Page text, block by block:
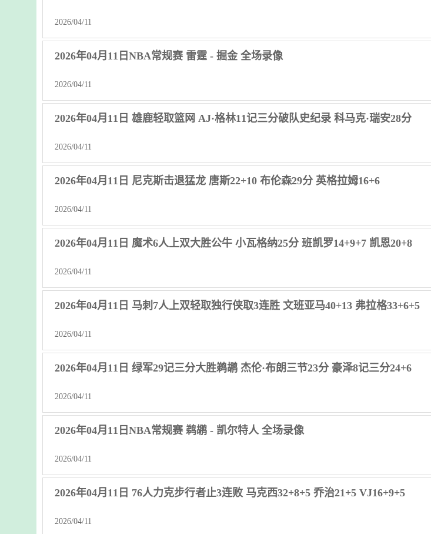
2026/04/11
2026年04月11日NBA常规赛 雷霆 - 掘金 全场录像
2026/04/11
2026年04月11日 雄鹿轻取篮网 AJ·格林11记三分破队史纪录 科马克·瑞安28分
2026/04/11
2026年04月11日 尼克斯击退猛龙 唐斯22+10 布伦森29分 英格拉姆16+6
2026/04/11
2026年04月11日 魔术6人上双大胜公牛 小瓦格纳25分 班凯罗14+9+7 凯恩20+8
2026/04/11
2026年04月11日 马刺7人上双轻取独行侠取3连胜 文班亚马40+13 弗拉格33+6+5
2026/04/11
2026年04月11日 绿军29记三分大胜鹈鹕 杰伦·布朗三节23分 豪泽8记三分24+6
2026/04/11
2026年04月11日NBA常规赛 鹈鹕 - 凯尔特人 全场录像
2026/04/11
2026年04月11日 76人力克步行者止3连败 马克西32+8+5 乔治21+5 VJ16+9+5
2026/04/11